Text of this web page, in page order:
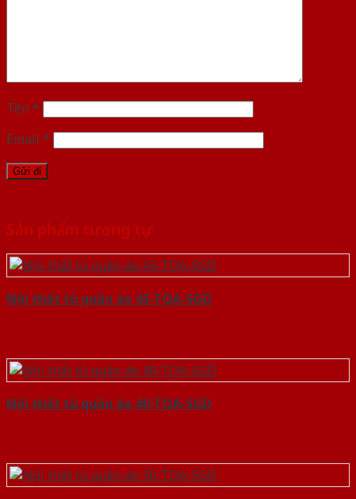
Tên *
Email *
Sản phẩm tương tự
Nội thất tủ quần áo 43-TQA-SGD
Nội thất tủ quần áo 40-TQA-SGD